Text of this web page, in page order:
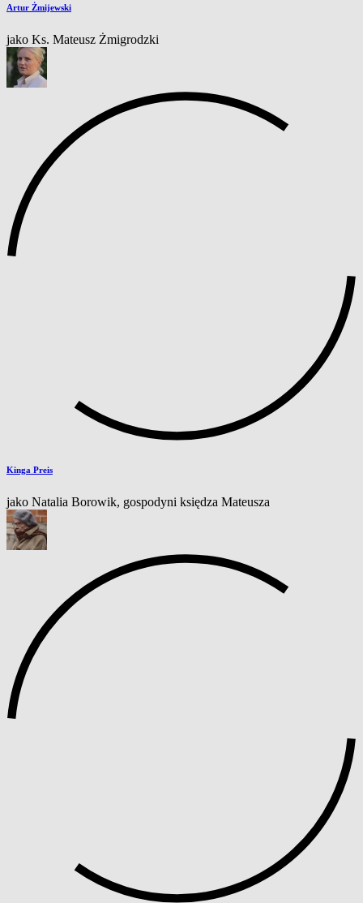
Artur Żmijewski
jako Ks. Mateusz Żmigrodzki
Kinga Preis
jako Natalia Borowik, gospodyni księdza Mateusza